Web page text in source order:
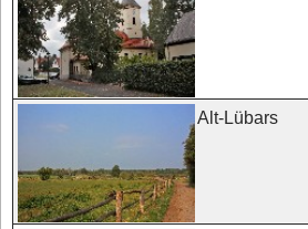
Alt-Lübars